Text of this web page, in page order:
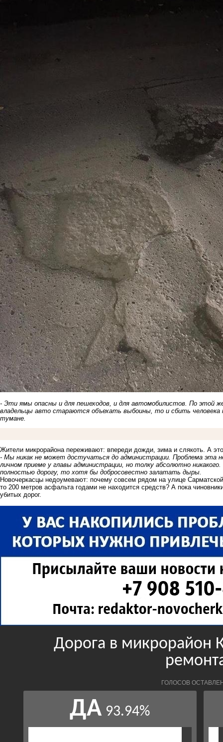
- Эти ямы опасны и для пешеходов, и для автомобилистов. По этой
владельцы авто стараются объехать выбоины, то и сбить человека
тумане.
Жители микрорайона переживают: впереди дожди, зима и слякоть. А
- Мы никак не может достучаться до администрации. Проблема эта
личном приеме у главы администрации, но толку абсолютно
полностью дорогу, то хотя бы добросовестно залатать дыры.
Новочеркасцы недоумевают: почему совсем рядом на улице
то 200 метров асфальта годами не находится средств? А пока
убитых дорог.